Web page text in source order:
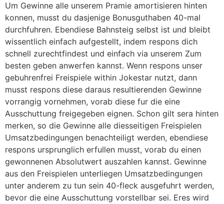
Um Gewinne alle unserem Pramie amortisieren hinten
konnen, musst du dasjenige Bonusguthaben 40-mal
durchfuhren. Ebendiese Bahnsteig selbst ist und bleibt
wissentlich einfach aufgestellt, indem respons dich
schnell zurechtfindest und einfach via unserem Zum
besten geben anwerfen kannst. Wenn respons unser
gebuhrenfrei Freispiele within Jokestar nutzt, dann
musst respons diese daraus resultierenden Gewinne
vorrangig vornehmen, vorab diese fur die eine
Ausschuttung freigegeben eignen. Schon gilt sera hinten
merken, so die Gewinne alle diesseitigen Freispielen
Umsatzbedingungen benachteiligt werden, ebendiese
respons ursprunglich erfullen musst, vorab du einen
gewonnenen Absolutwert auszahlen kannst. Gewinne
aus den Freispielen unterliegen Umsatzbedingungen
unter anderem zu tun sein 40-fleck ausgefuhrt werden,
bevor die eine Ausschuttung vorstellbar sei. Eres wird